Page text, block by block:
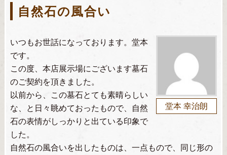
自然石の風合い
堂本 幸治朗
いつもお世話になっております。堂本
です。
この度、本店展示場にございます墓石
のご契約を頂きました。
以前から、この墓石とても素晴らしい
な、と日々眺めておったもので、自然
石の表情がしっかりと出ている印象で
した。
自然石の風合いを出したものは、一点もので、同じ形の